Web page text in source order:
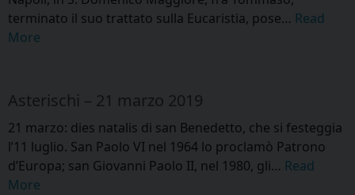
terminato il suo trattato sulla Eucaristia, pose… Read
More
Asterischi – 21 marzo 2019
21 marzo: dies natalis di san Benedetto, che si festeggia
l’11 luglio. San Paolo VI nel 1964 lo proclamò Patrono
d’Europa; san Giovanni Paolo II, nel 1980, gli… Read
More